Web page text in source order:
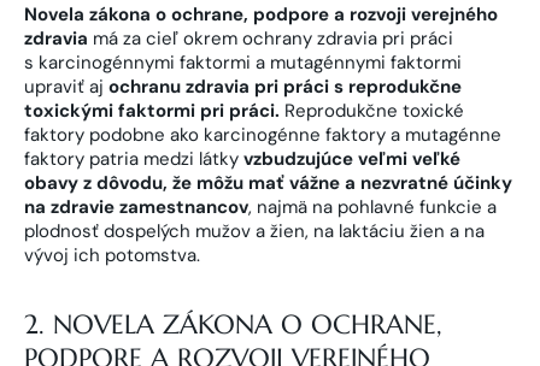
Novela zákona o ochrane, podpore a rozvoji verejného
zdravia má za cieľ okrem ochrany zdravia pri práci
s karcinogénnymi faktormi a mutagénnymi faktormi
upraviť aj ochranu zdravia pri práci s reprodukčne
toxickými faktormi pri práci. Reprodukčne toxické
faktory podobne ako karcinogénne faktory a mutagénne
faktory patria medzi látky vzbudzujúce veľmi veľké
obavy z dôvodu, že môžu mať vážne a nezvratné účinky
na zdravie zamestnancov, najmä na pohlavné funkcie a
plodnosť dospelých mužov a žien, na laktáciu žien a na
vývoj ich potomstva.
2. NOVELA ZÁKONA O OCHRANE,
PODPORE A ROZVOJI VEREJNÉHO